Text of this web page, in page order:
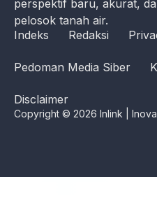
perspektif baru, akurat,
pelosok tanah air.
Indeks
Redaksi
Pedoman Media Siber
Disclaimer
Copyright © 2026 Inlink |